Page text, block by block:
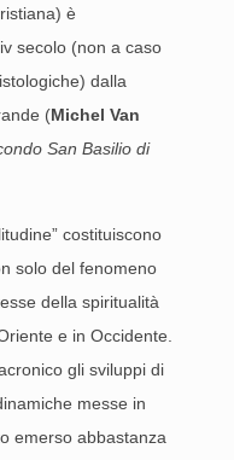
è
secolo (non a caso
dalla
(Michel Van
San Basilio di
costituiscono
solo del fenomeno
della spiritualità
e in Occidente.
gli sviluppi di
messe in
emerso abbastanza